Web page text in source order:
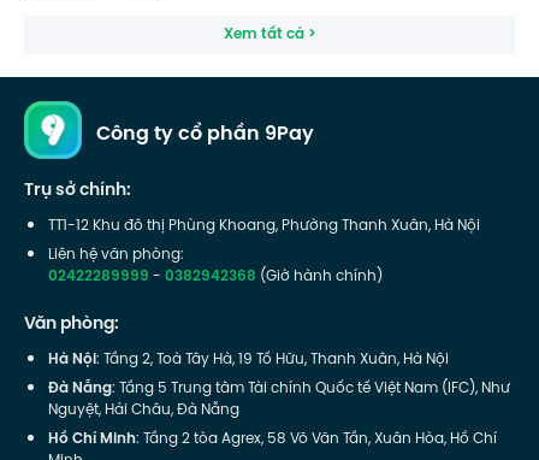
Xem tất cả >
Công ty cổ phần 9Pay
Trụ sở chính:
TT1-12 Khu đô thị Phùng Khoang, Phường Thanh Xuân, Hà Nội
Liên hệ văn phòng:
02422289999-0382942368 (Giờ hành chính)
Văn phòng:
Hà Nội: Tầng 2, Toà Tây Hà, 19 Tố Hữu, Thanh Xuân, Hà Nội
Đà Nẵng: Tầng 5 Trung tâm Tài chính Quốc tế Việt Nam (IFC), Như
Nguyệt, Hải Châu, Đà Nẵng
Hồ Chí Minh: Tầng 2 tòa Agrex, 58 Võ Văn Tần, Xuân Hòa, Hồ Chí